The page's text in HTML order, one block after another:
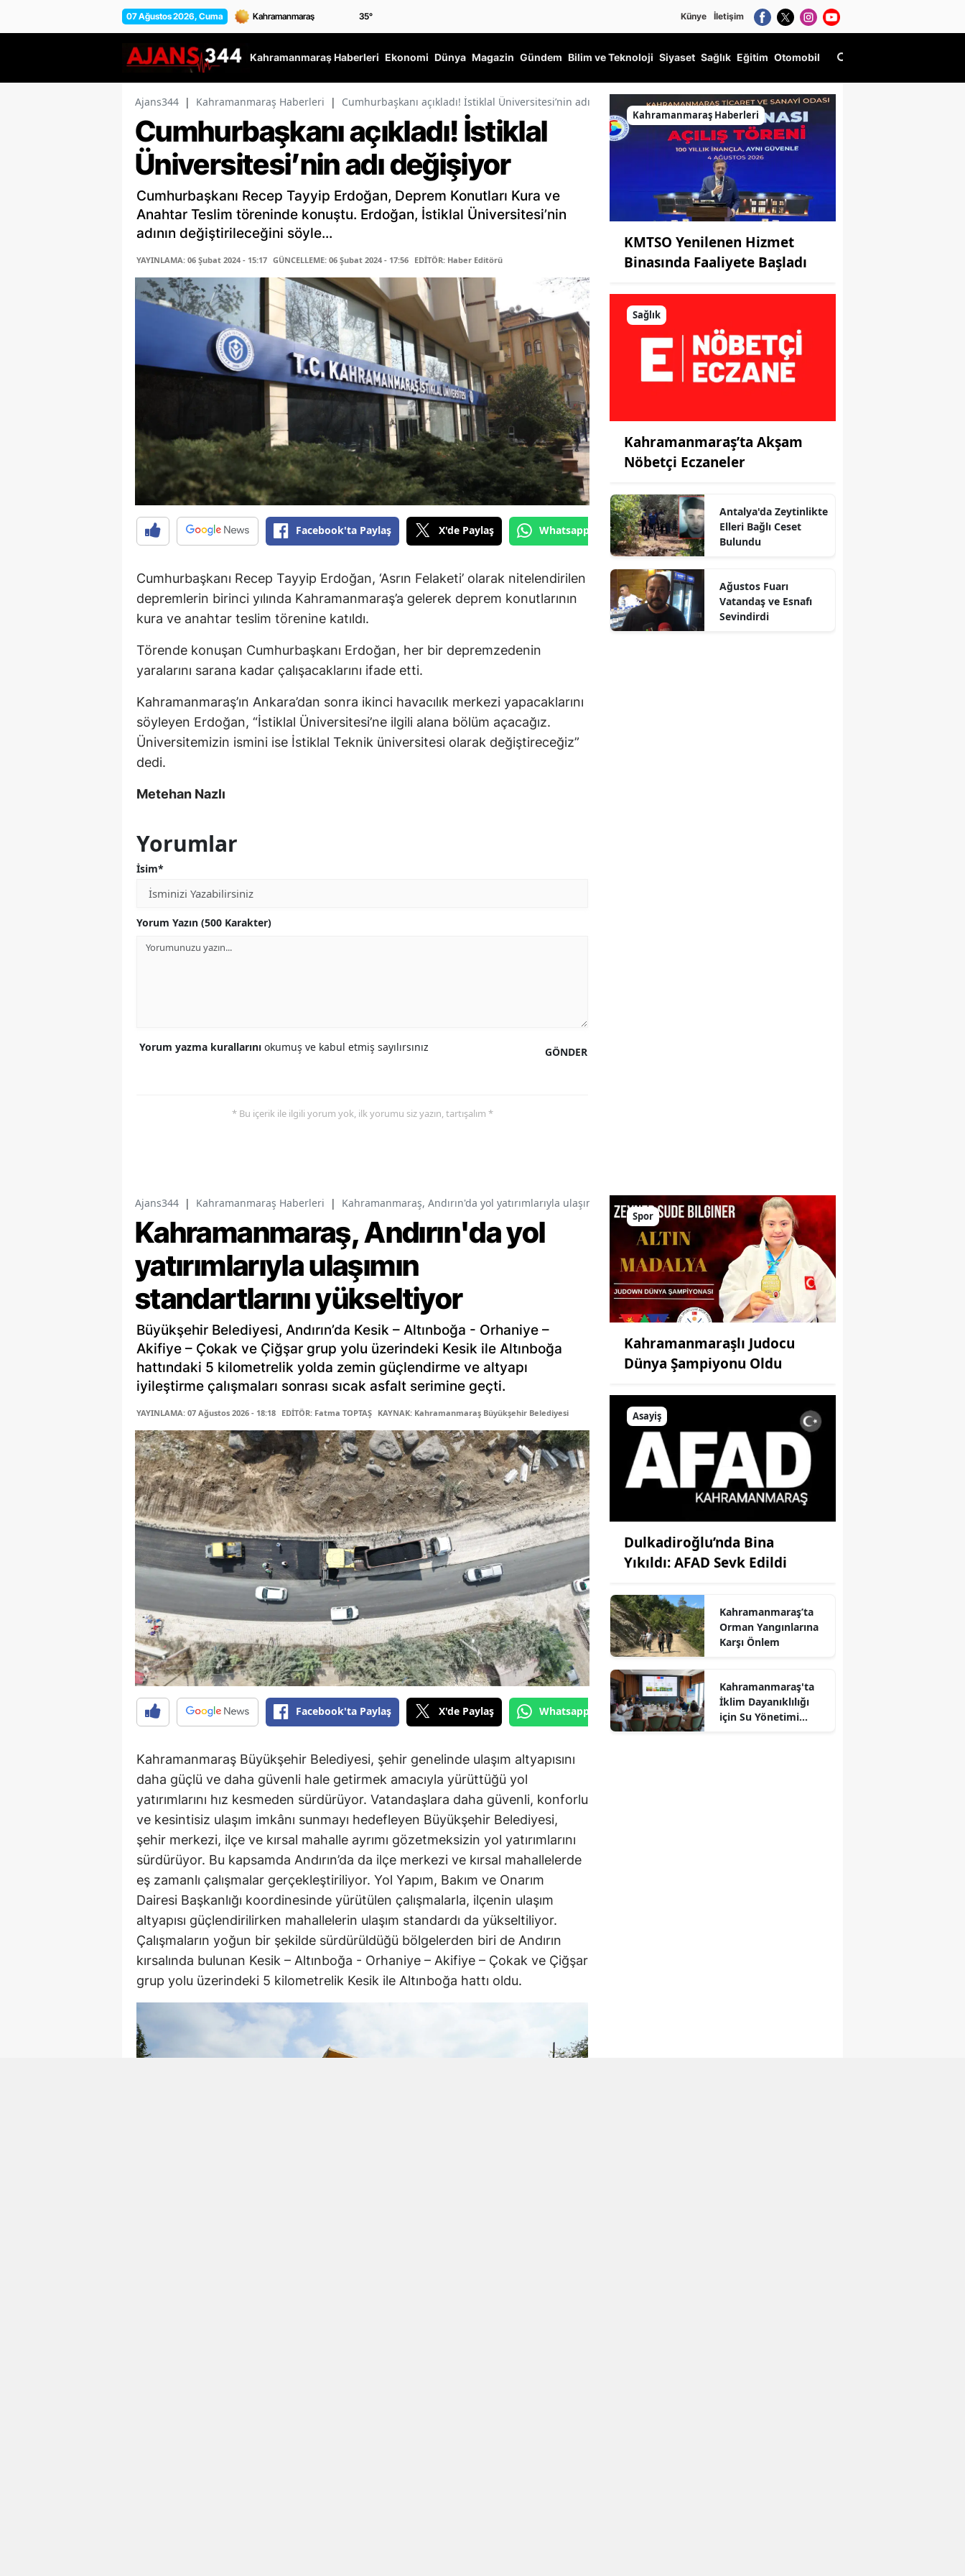
07 Ağustos 2026, Cuma 35° Künye İletişim
Kahramanmaraş Haberleri Ekonomi Dünya Magazin Gündem Bilim ve Teknoloji Siyaset Sağlık Eğitim Otomobil
Ajans344 | Kahramanmaraş Haberleri | Cumhurbaşkanı açıkladı! İstiklal Üniversitesi’nin adı değişiyor
Cumhurbaşkanı açıkladı! İstiklal
Üniversitesi’nin adı değişiyor
Cumhurbaşkanı Recep Tayyip Erdoğan, Deprem Konutları Kura ve
Anahtar Teslim töreninde konuştu. Erdoğan, İstiklal Üniversitesi’nin
adının değiştirileceğini söyle...
YAYINLAMA: 06 Şubat 2024 - 15:17 GÜNCELLEME: 06 Şubat 2024 - 17:56 EDİTÖR: Haber Editörü
Facebook'ta Paylaş X'de Paylaş Whatsapp'tan Gönder
Cumhurbaşkanı Recep Tayyip Erdoğan, ‘Asrın Felaketi’ olarak nitelendirilen
depremlerin birinci yılında Kahramanmaraş’a gelerek deprem konutlarının
kura ve anahtar teslim törenine katıldı.
Törende konuşan Cumhurbaşkanı Erdoğan, her bir depremzedenin
yaralarını sarana kadar çalışacaklarını ifade etti.
Kahramanmaraş’ın Ankara’dan sonra ikinci havacılık merkezi yapacaklarını
söyleyen Erdoğan, “İstiklal Üniversitesi’ne ilgili alana bölüm açacağız.
Üniversitemizin ismini ise İstiklal Teknik üniversitesi olarak değiştireceğiz”
dedi.
Metehan Nazlı
Yorumlar
İsim*
Yorum Yazın (500 Karakter)
GÖNDER
Yorum yazma kurallarını okumuş ve kabul etmiş sayılırsınız
* Bu içerik ile ilgili yorum yok, ilk yorumu siz yazın, tartışalım *
Kahramanmaraş Haberleri
KMTSO Yenilenen Hizmet
Binasında Faaliyete Başladı
Sağlık
Kahramanmaraş’ta Akşam
Nöbetçi Eczaneler
Antalya'da Zeytinlikte
Elleri Bağlı Ceset
Bulundu
Ağustos Fuarı
Vatandaş ve Esnafı
Sevindirdi
Ajans344 | Kahramanmaraş Haberleri | Kahramanmaraş, Andırın'da yol yatırımlarıyla ulaşımın standartlarını yükseltiyor
Kahramanmaraş, Andırın'da yol
yatırımlarıyla ulaşımın
standartlarını yükseltiyor
Büyükşehir Belediyesi, Andırın’da Kesik – Altınboğa - Orhaniye –
Akifiye – Çokak ve Çiğşar grup yolu üzerindeki Kesik ile Altınboğa
hattındaki 5 kilometrelik yolda zemin güçlendirme ve altyapı
iyileştirme çalışmaları sonrası sıcak asfalt serimine geçti.
YAYINLAMA: 07 Ağustos 2026 - 18:18 EDİTÖR: Fatma TOPTAŞ KAYNAK: Kahramanmaraş Büyükşehir Belediyesi
Facebook'ta Paylaş X'de Paylaş Whatsapp'tan Gönder
Kahramanmaraş Büyükşehir Belediyesi, şehir genelinde ulaşım altyapısını
daha güçlü ve daha güvenli hale getirmek amacıyla yürüttüğü yol
yatırımlarını hız kesmeden sürdürüyor. Vatandaşlara daha güvenli, konforlu
ve kesintisiz ulaşım imkânı sunmayı hedefleyen Büyükşehir Belediyesi,
şehir merkezi, ilçe ve kırsal mahalle ayrımı gözetmeksizin yol yatırımlarını
sürdürüyor. Bu kapsamda Andırın’da da ilçe merkezi ve kırsal mahallelerde
eş zamanlı çalışmalar gerçekleştiriliyor. Yol Yapım, Bakım ve Onarım
Dairesi Başkanlığı koordinesinde yürütülen çalışmalarla, ilçenin ulaşım
altyapısı güçlendirilirken mahallelerin ulaşım standardı da yükseltiliyor.
Çalışmaların yoğun bir şekilde sürdürüldüğü bölgelerden biri de Andırın
kırsalında bulunan Kesik – Altınboğa - Orhaniye – Akifiye – Çokak ve Çiğşar
grup yolu üzerindeki 5 kilometrelik Kesik ile Altınboğa hattı oldu.
Spor
Kahramanmaraşlı Judocu
Dünya Şampiyonu Oldu
Asayiş
Dulkadiroğlu’nda Bina
Yıkıldı: AFAD Sevk Edildi
Kahramanmaraş’ta
Orman Yangınlarına
Karşı Önlem
Kahramanmaraş'ta
İklim Dayanıklılığı
için Su Yönetimi